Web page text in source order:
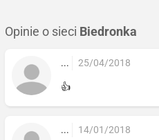
Opinie o sieci Biedronka
... 25/04/2018
👍
... 14/01/2018